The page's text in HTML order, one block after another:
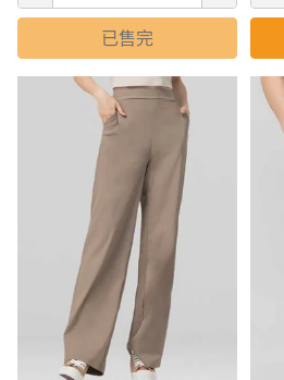
已售完